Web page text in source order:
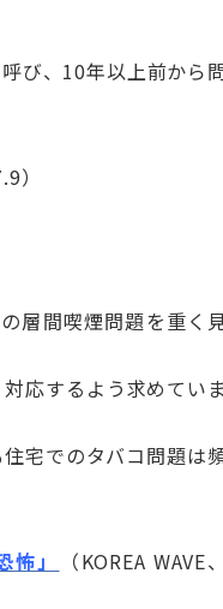
び、10年以上前から
）
層間喫煙問題を重く
応するよう求めていま
宅でのタバコ問題は
」
（KOREA WAVE、